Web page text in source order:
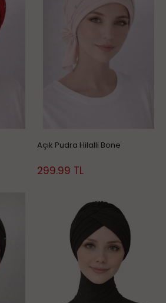
Açık Pudra Hilalli Bone
299.99 TL